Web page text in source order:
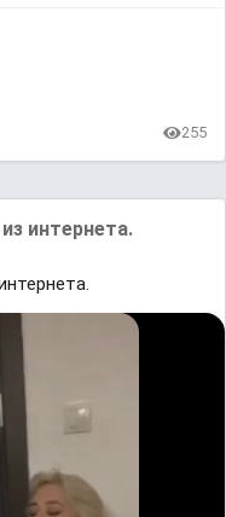
255
интернета.